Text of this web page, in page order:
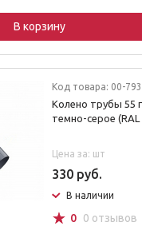
В корзину
Код товара: 00-
Колено трубы 55
темно-серое (RAL
Цена за: шт
330 руб.
В наличии
☆ 0 0 отзывов